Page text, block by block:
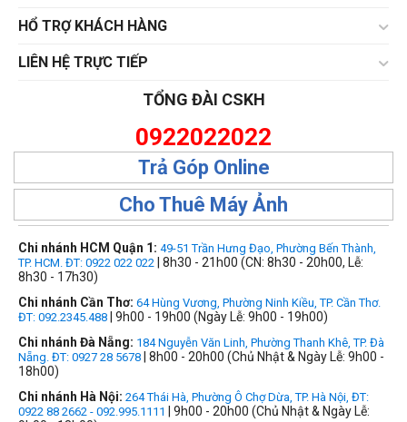
HỔ TRỢ KHÁCH HÀNG
LIÊN HỆ TRỰC TIẾP
TỔNG ĐÀI CSKH
0922022022
Trả Góp Online
Cho Thuê Máy Ảnh
Chi nhánh HCM Quận 1: 49-51 Trần Hưng Đạo, Phường Bến Thành,
TP. HCM. ĐT: 0922 022 022 | 8h30 - 21h00 (CN: 8h30 - 20h00, Lễ:
8h30 - 17h30)
Chi nhánh Cần Thơ: 64 Hùng Vương, Phường Ninh Kiều, TP. Cần Thơ.
ĐT: 092.2345.488 | 9h00 - 19h00 (Ngày Lễ: 9h00 - 19h00)
Chi nhánh Đà Nẵng: 184 Nguyễn Văn Linh, Phường Thanh Khê, TP. Đà
Nẵng. ĐT: 0927 28 5678 | 8h00 - 20h00 (Chủ Nhật & Ngày Lễ: 9h00 -
18h00)
Chi nhánh Hà Nội: 264 Thái Hà, Phường Ô Chợ Dừa, TP. Hà Nội, ĐT:
0922 88 2662 - 092.995.1111
| 9h00 - 20h00 (Chủ Nhật & Ngày Lễ: